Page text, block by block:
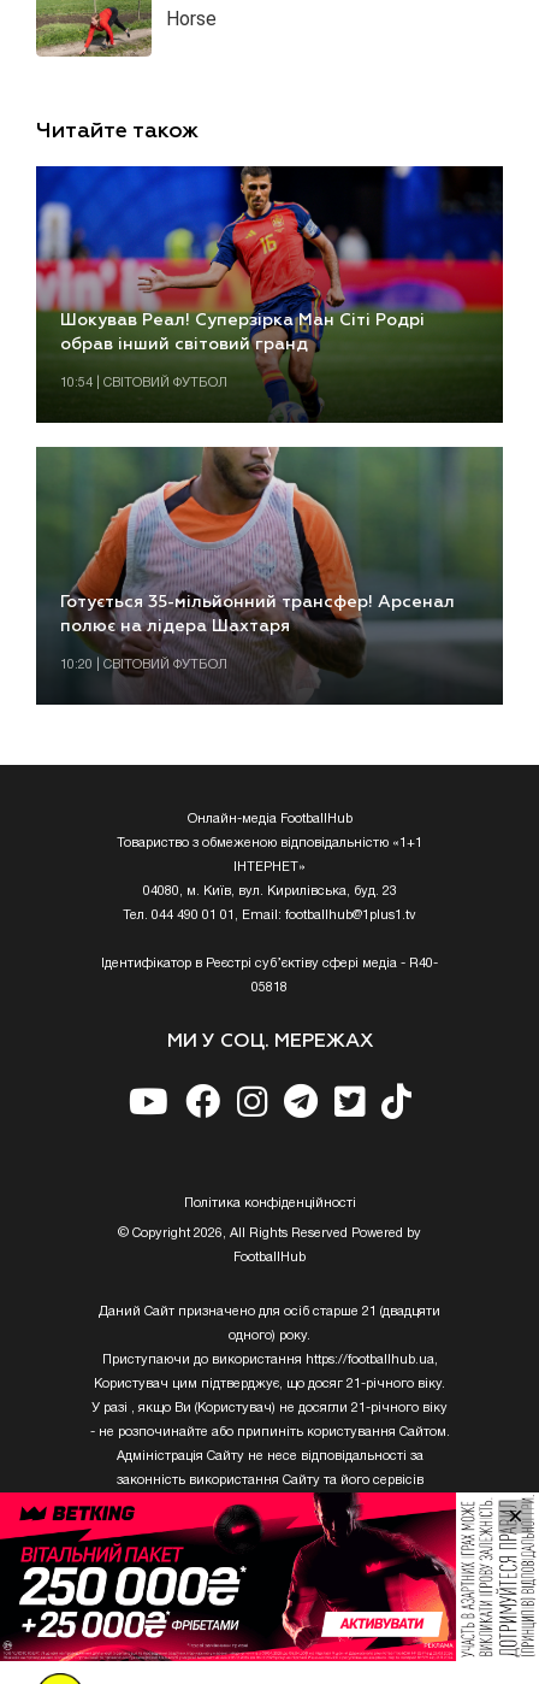
Читайте також
Шокував Реал! Суперзірка Ман Сіті Родрі
обрав інший світовий гранд
10:54 | СВІТОВИЙ ФУТБОЛ
Готується 35-мільйонний трансфер! Арсенал
полює на лідера Шахтаря
10:20 | СВІТОВИЙ ФУТБОЛ
Онлайн-медіа FootballHub
Товариство з обмеженою відповідальністю «1+1
ІНТЕРНЕТ»
04080, м. Київ, вул. Кирилівська, буд. 23
Тел. 044 490 01 01, Email: footballhub@1plus1.tv
Ідентифікатор в Реєстрі суб’єктіву сфері медіа - R40-
05818
МИ У СОЦ. МЕРЕЖАХ
Полiтика конфiденцiйностi
© Copyright 2026, All Rights Reserved Powered by
FootballHub
Даний Сайт призначено для осіб старше 21 (двадцяти
одного) року.
Приступаючи до використання https://footballhub.ua,
Користувач цим підтверджує, що досяг 21-річного віку.
У разі , якщо Ви (Користувач) не досягли 21-річного віку
- не розпочинайте або припиніть користування Сайтом.
Адміністрація Сайту не несе відповідальності за
законність використання Сайту та його сервісів
Користувачем, який не досяг 21-річного віку.
Твори Getty Images, що розміщені на сайті, не можуть
бути використані третіми особами без письмового
дозволу ТОВ «ГЛОБАЛ ІМІДЖЕС ЮКРЕЙН.
×